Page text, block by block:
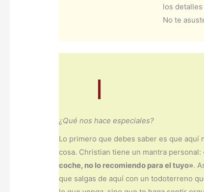
los
No te
¿Qué nos hace especiales?
Lo primero que debes saber es que aquí
cosa. Christian tiene un mantra personal:
coche, no lo recomiendo para el tuyo».
que salgas de aquí con un todoterreno